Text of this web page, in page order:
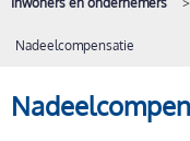
Nadeelcompensatie